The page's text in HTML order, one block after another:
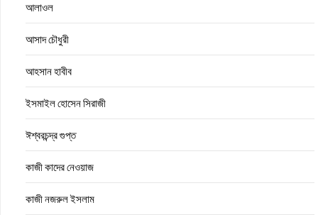
আলাওল
আসাদ চৌধুরী
আহসান হাবীব
ইসমাইল হোসেন সিরাজী
ঈশ্বরচন্দ্র গুপ্ত
কাজী কাদের নেওয়াজ
কাজী নজরুল ইসলাম